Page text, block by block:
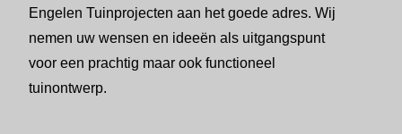
Engelen Tuinprojecten aan het goede adres. Wij
nemen uw wensen en ideeën als uitgangspunt
voor een prachtig maar ook functioneel
tuinontwerp.